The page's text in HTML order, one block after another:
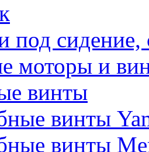
под
моторы и
винты
винты
винты